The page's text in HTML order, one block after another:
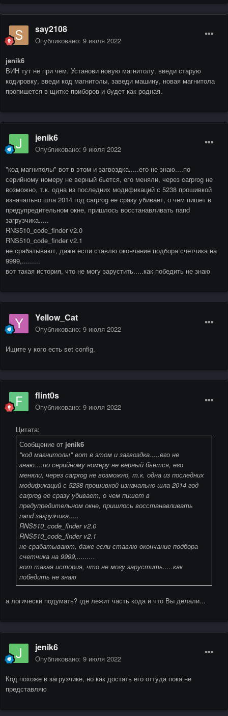
say2108
Опубликовано: 9 июля 2022
jenik6
ВИН тут не при чем. Установи новую магнитолу, введи старую
кодировку, введи код магнитолы, заведи машину, новая магнитола
пропишется в щитке приборов и будет как родная.
jenik6
Опубликовано: 9 июля 2022
"код магнитолы" вот в этом и загвоздка.....его не знаю....по
серийному номеру не верный бьется, его меняли, через carprog не
возможно, т.к. одна из последних модификаций с 5238 прошивкой
изначально шла 2014 год carprog ее сразу убивает, о чем пишет в
предупредительном окне, пришлось восстанавливать nand
загрузчика.....
RNS510_code_finder v2.0
RNS510_code_finder v2.1
не срабатывают, даже если ставлю окончание подбора счетчика на
9999,.........
вот такая история, что не могу зарустить.....как победить не знаю
Yellow_Cat
Опубликовано: 9 июля 2022
Ищите у кого есть set config.
flint0s
Опубликовано: 9 июля 2022
Цитата:
Сообщение от jenik6
"код магнитолы" вот в этом и загвоздка.....его не
знаю....по серийному номеру не верный бьется, его
меняли, через carprog не возможно, т.к. одна из последних
модификаций с 5238 прошивкой изначально шла 2014 год
carprog ее сразу убивает, о чем пишет в
предупредительном окне, пришлось восстанавливать
nand загрузчика.....
RNS510_code_finder v2.0
RNS510_code_finder v2.1
не срабатывают, даже если ставлю окончание подбора
счетчика на 9999,.........
вот такая история, что не могу зарустить.....как
победить не знаю
а логически подумать? где лежит часть кода и что Вы делали...
jenik6
Опубликовано: 9 июля 2022
Код похоже в загрузчике, но как достать его оттуда пока не
представляю